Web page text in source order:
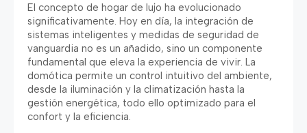
El concepto de hogar de lujo ha evolucionado
significativamente. Hoy en día, la integración de
sistemas inteligentes y medidas de seguridad de
vanguardia no es un añadido, sino un componente
fundamental que eleva la experiencia de vivir. La
domótica permite un control intuitivo del ambiente,
desde la iluminación y la climatización hasta la
gestión energética, todo ello optimizado para el
confort y la eficiencia.